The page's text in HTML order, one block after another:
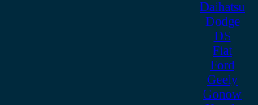
Daihatsu
Dodge
DS
Fiat
Ford
Geely
Gonow